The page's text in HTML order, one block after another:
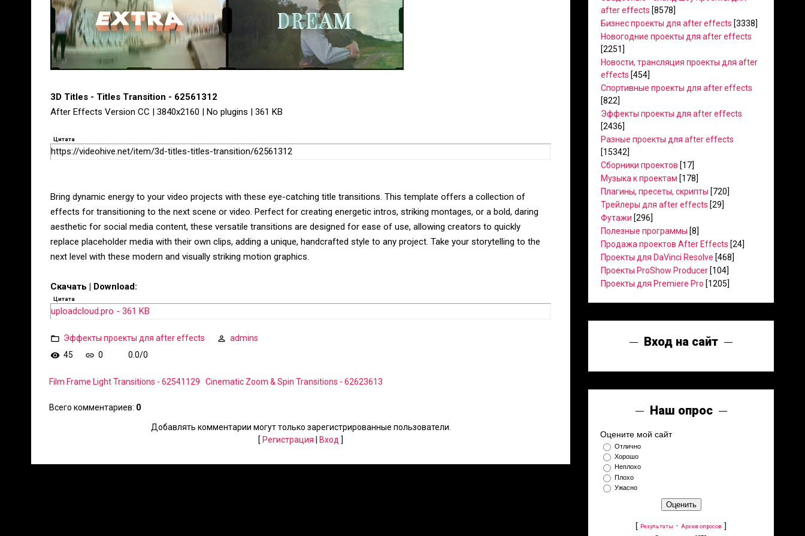
3D Titles - Titles Transition - 62561312
After Effects Version CC | 3840x2160 | No plugins | 361 KB
Цитата
https://videohive.net/item/3d-titles-titles-transition/62561312
Bring dynamic energy to your video projects with these eye-catching title transitions. This template offers a collection of
effects for transitioning to the next scene or video. Perfect for creating energetic intros, striking montages, or a bold, daring
aesthetic for social media content, these versatile transitions are designed for ease of use, allowing creators to quickly
replace placeholder media with their own clips, adding a unique, handcrafted style to any project. Take your storytelling to the
next level with these modern and visually striking motion graphics.
Скачать | Download:
Цитата
uploadcloud.pro - 361 KB
Эффекты проекты для after effects
admins
45
0 0.0/0
Film Frame Light Transitions - 62541129 Cinematic Zoom & Spin Transitions - 62623613
Всего комментариев: 0
Добавлять комментарии могут только зарегистрированные пользователи.
[ Регистрация Вход ]
after effects [8578]
Бизнес проекты для after effects [3338]
Новогодние проекты для after effects
[2251]
Новости, трансляция проекты для after
effects [454]
Спортивные проекты для after effects
[822]
Эффекты проекты для after effects
[2436]
Разные проекты для after effects
[15342]
Сборники проектов [17]
Музыка к проектам [178]
Плагины, пресеты, скрипты [720]
Трейлеры для after effects [29]
Футажи [296]
Полезные программы [8]
Продажа проектов After Effects [24]
Проекты для DaVinci Resolve [468]
Проекты ProShow Producer [104]
Проекты для Premiere Pro [1205]
Вход на сайт
Наш опрос
Оцените мой сайт
Отлично
Хорошо
Неплохо
Плохо
Ужасно
[ Результаты · Архив опросов ]